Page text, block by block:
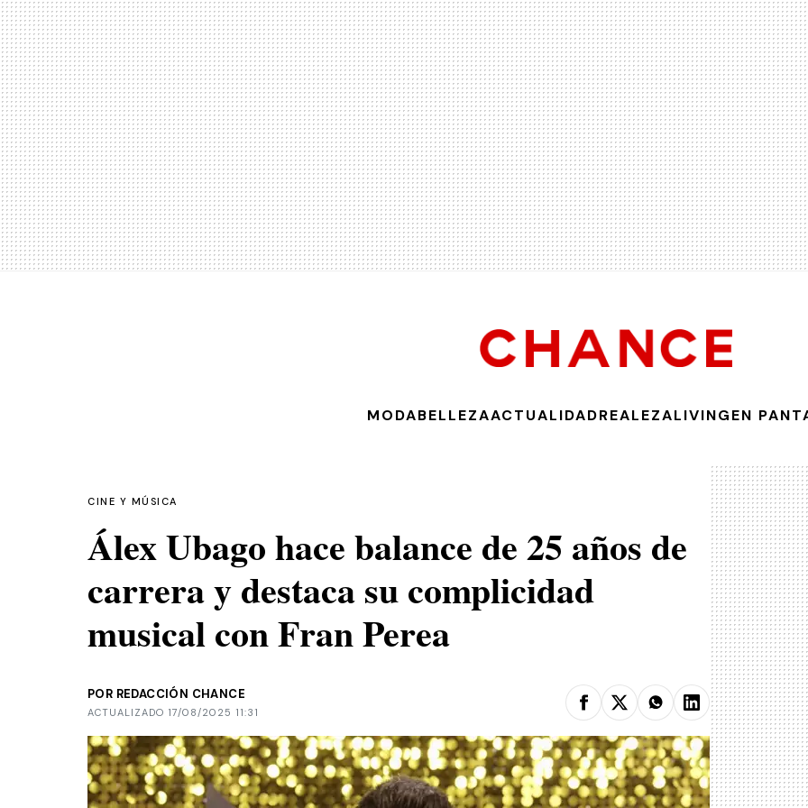
MODABELLEZAACTUALIDADREALEZALIVINGEN
CINE Y MÚSICA
Álex Ubago hace balance de 25 años de
carrera y destaca su complicidad
musical con Fran Perea
POR REDACCIÓN CHANCE
ACTUALIZADO 17/08/2025 11:31